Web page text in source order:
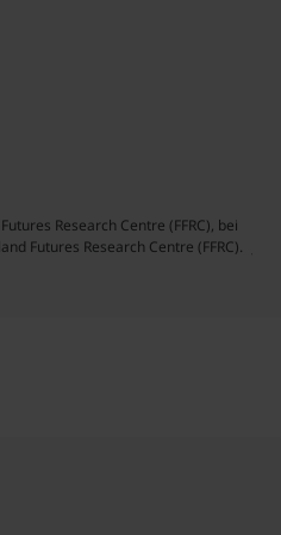
Research Centre (FFRC), bei
Futures Research Centre (FFRC).